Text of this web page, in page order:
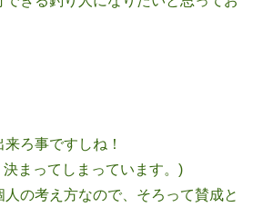
ろ事ですしね！
まってしまっています。)
の考え方なので、そろって賛成と